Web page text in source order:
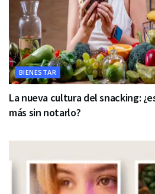
BIENESTAR
La nueva cultura del snacking:
más sin notarlo?